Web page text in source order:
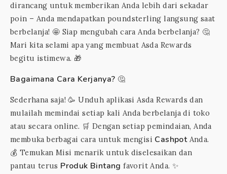
dirancang untuk memberikan Anda lebih dari sekadar
poin – Anda mendapatkan poundsterling langsung saat
berbelanja! 🤩 Siap mengubah cara Anda berbelanja? 🤔
Mari kita selami apa yang membuat Asda Rewards
begitu istimewa. 🎁
Bagaimana Cara Kerjanya? 🤔
Sederhana saja! 🥳 Unduh aplikasi Asda Rewards dan
mulailah memindai setiap kali Anda berbelanja di toko
atau secara online. 🛒 Dengan setiap pemindaian, Anda
membuka berbagai cara untuk mengisi CashpotAnda.
💰 Temukan Misi menarik untuk diselesaikan dan
pantau terus Produk Bintang favorit Anda. ✨